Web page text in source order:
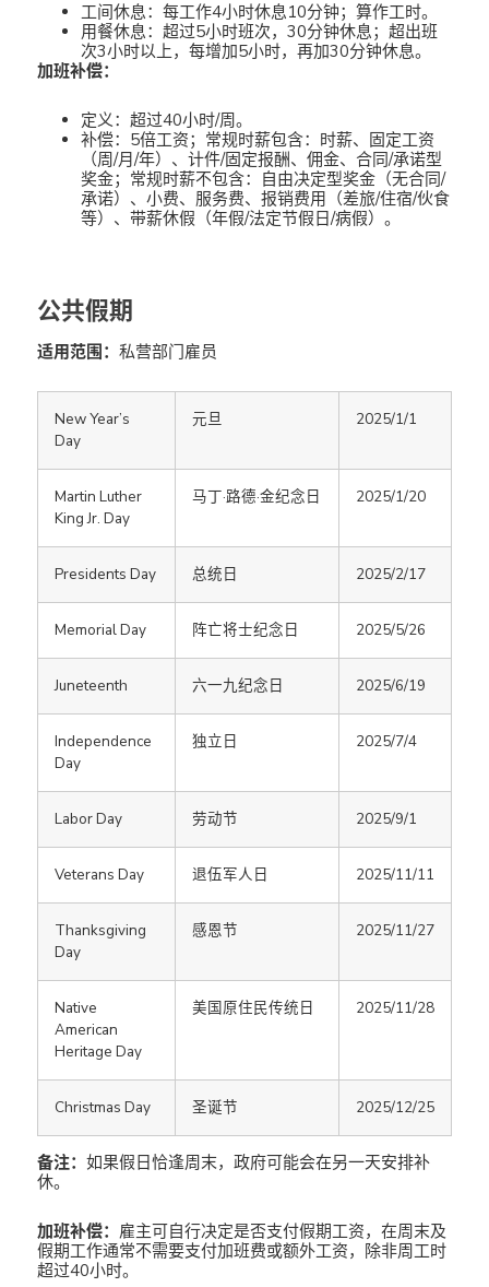
工间休息：每工作4小时休息10分钟；算作工时。
用餐休息：超过5小时班次，30分钟休息；超出班
次3小时以上，每增加5小时，再加30分钟休息。
加班补偿：
定义：超过40小时/周。
补偿：5倍工资；常规时薪包含：时薪、固定工资
（周/月/年）、计件/固定报酬、佣金、合同/承诺型
奖金；常规时薪不包含：自由决定型奖金（无合同/
承诺）、小费、服务费、报销费用（差旅/住宿/伙食
等）、带薪休假（年假/法定节假日/病假）。
公共假期
适用范围： 私营部门雇员
New Year’s
Day
元旦 2025/1/1
Martin Luther
King Jr. Day
马丁·路德·金纪念日 2025/1/20
Presidents Day 总统日 2025/2/17
Memorial Day 阵亡将士纪念日 2025/5/26
Juneteenth 六一九纪念日 2025/6/19
Independence
Day
独立日 2025/7/4
Labor Day 劳动节 2025/9/1
Veterans Day 退伍军人日 2025/11/11
Thanksgiving
Day
感恩节 2025/11/27
Native
American
Heritage Day
美国原住民传统日 2025/11/28
Christmas Day 圣诞节 2025/12/25
备注： 如果假日恰逢周末，政府可能会在另一天安排补
休。
加班补偿： 雇主可自行决定是否支付假期工资，在周末及
假期工作通常不需要支付加班费或额外工资，除非周工时
超过40小时。